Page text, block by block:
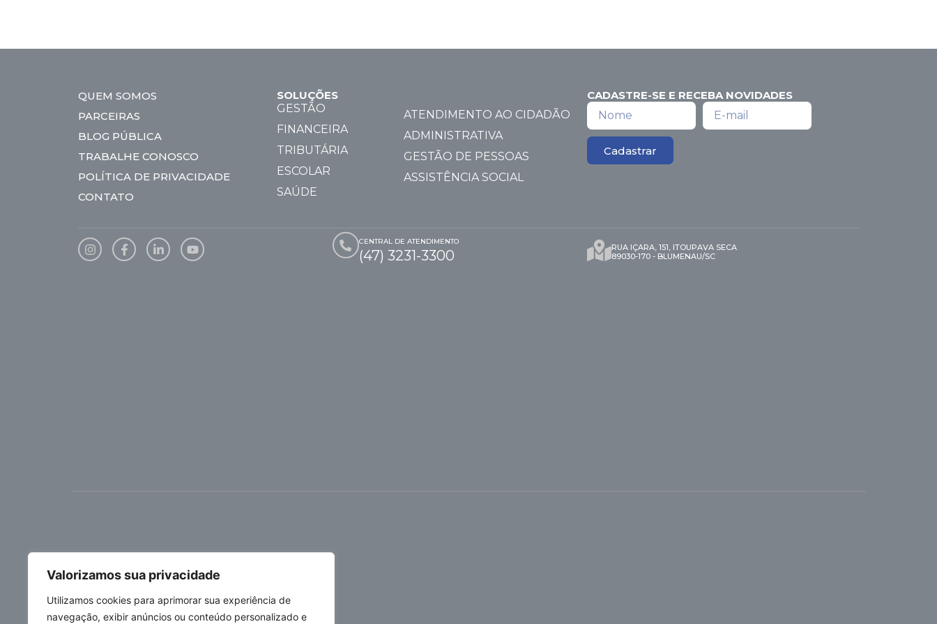
Valorizamos sua privacidade
Utilizamos cookies para aprimorar sua experiência de
navegação, exibir anúncios ou conteúdo personalizado e
QUEM SOMOS
PARCEIRAS
BLOG PÚBLICA
TRABALHE CONOSCO
POLÍTICA DE PRIVACIDADE
CONTATO
SOLUÇÕES
GESTÃO
FINANCEIRA
TRIBUTÁRIA
ESCOLAR
SAÚDE
ATENDIMENTO AO CIDADÃO
ADMINISTRATIVA
GESTÃO DE PESSOAS
ASSISTÊNCIA SOCIAL
CADASTRE-SE E RECEBA NOVIDADES
Cadastrar
CENTRAL DE ATENDIMENTO
(47) 3231-3300
RUA IÇARA, 151, ITOUPAVA SECA
89030-170 - BLUMENAU/SC